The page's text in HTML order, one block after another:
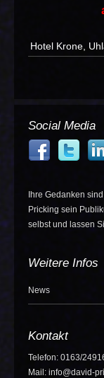
Hotel Krone,
Social Media
Ihre Gedanken
Pricking sein
selbst und lassen
Weitere Infos
News
Kontakt
Telefon: 0163/
Mail: info@david-